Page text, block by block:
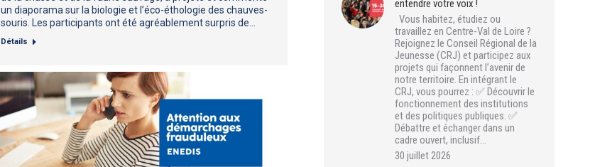
un diaporama sur la biologie et l’éco-éthologie des chauves-
souris. Les participants ont été agréablement surpris de…
Détails
entendre votre voix !
Vous habitez, étudiez ou
travaillez en Centre-Val de Loire ?
Rejoignez le Conseil Régional de la
Jeunesse (CRJ) et participez aux
projets qui façonnent l’avenir de
notre territoire. En intégrant le
CRJ, vous pourrez : ✅ Découvrir le
fonctionnement des institutions
et des politiques publiques. ✅
Débattre et échanger dans un
cadre ouvert, inclusif…
30 juillet 2026